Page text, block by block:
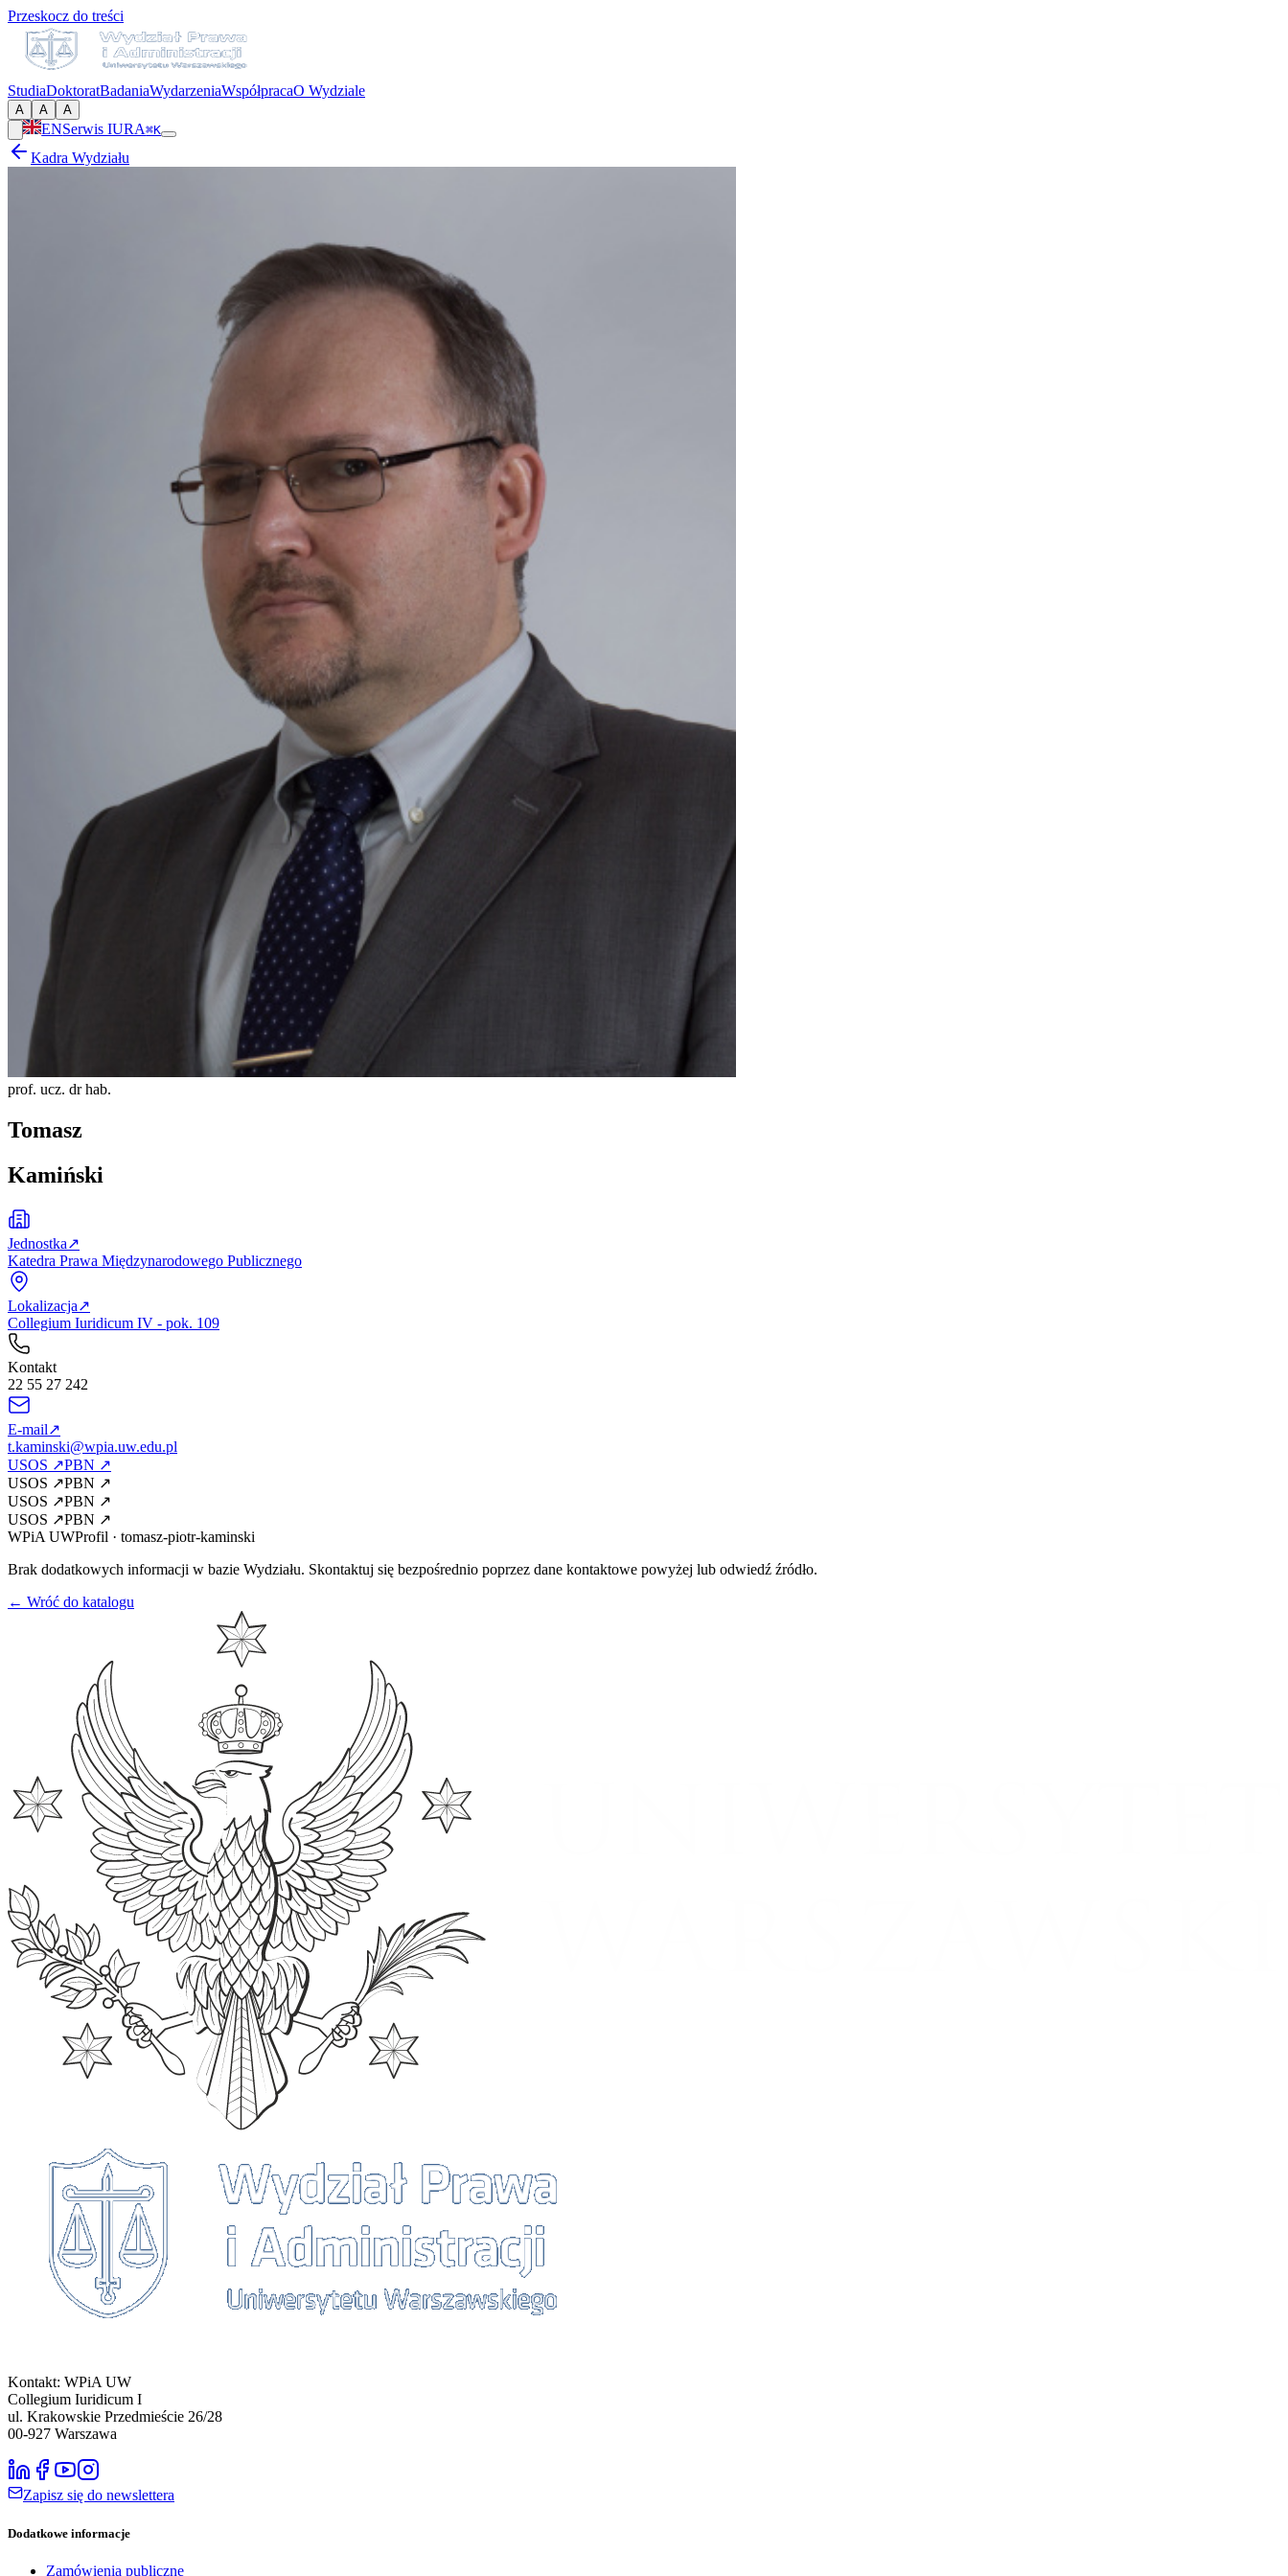
Przeskocz do treści
StudiaDoktoratBadaniaWydarzeniaWspółpracaO Wydziale
A A A
ENSerwis IURA⌘K
Kadra Wydziału
prof. ucz. dr hab.
Tomasz
Kamiński
Jednostka↗
Katedra Prawa Międzynarodowego Publicznego
Lokalizacja↗
Collegium Iuridicum IV - pok. 109
Kontakt
22 55 27 242
E-mail↗
t.kaminski@wpia.uw.edu.pl
USOS ↗PBN ↗
USOS ↗PBN ↗
USOS ↗PBN ↗
USOS ↗PBN ↗
WPiA UWProfil · tomasz-piotr-kaminski
Brak dodatkowych informacji w bazie Wydziału. Skontaktuj się bezpośrednio poprzez dane kontaktowe powyżej lub odwiedź źródło.
← Wróć do katalogu
Kontakt: WPiA UW
Collegium Iuridicum I
ul. Krakowskie Przedmieście 26/28
00-927 Warszawa
Zapisz się do newslettera
Dodatkowe informacje
Zamówienia publiczne